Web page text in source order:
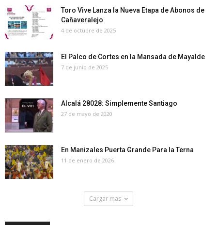
Toro Vive Lanza la Nueva Etapa de Abonos de
Cañaveralejo
4 de octubre de 2025
El Palco de Cortes en la Mansada de Mayalde
7 de junio de 2025
Alcalá 28028: Simplemente Santiago
27 de mayo de 2020
En Manizales Puerta Grande Para la Terna
11 de enero de 2026
Cargar mas